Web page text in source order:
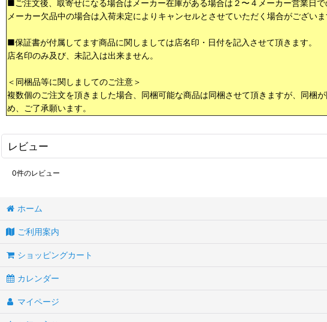
■ご注文後、取寄せになる場合はメーカー在庫がある場合は２〜４メーカー営業日で
メーカー欠品中の場合は入荷未定によりキャンセルとさせていただく場合がございま
■保証書が付属してます商品に関しましては店名印・日付を記入させて頂きます。
店名印のみ及び、未記入は出来ません。
＜同梱品等に関しましてのご注意＞
複数個のご注文を頂きました場合、同梱可能な商品は同梱させて頂きますが、同梱
め、ご了承願います。
レビュー
0件のレビュー
ホーム
ご利用案内
ショッピングカート
カレンダー
マイページ